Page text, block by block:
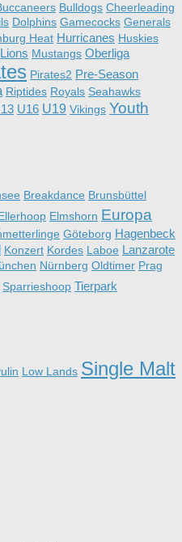
Bulldogs Cheerleading
Dolphins Gamecocks Generals
Heat Hurricanes Huskies
Lions Mustangs Oberliga
Pirates2 Pre-Season
Riptides Royals Seahawks
U16 U19 Vikings Youth
Breakdance Brunsbüttel
Elmshorn Europa
Göteborg Hagenbeck
Konzert Kordes Laboe Lanzarote
Nürnberg Oldtimer Prag
Sparrieshoop Tierpark
Low Lands Single Malt